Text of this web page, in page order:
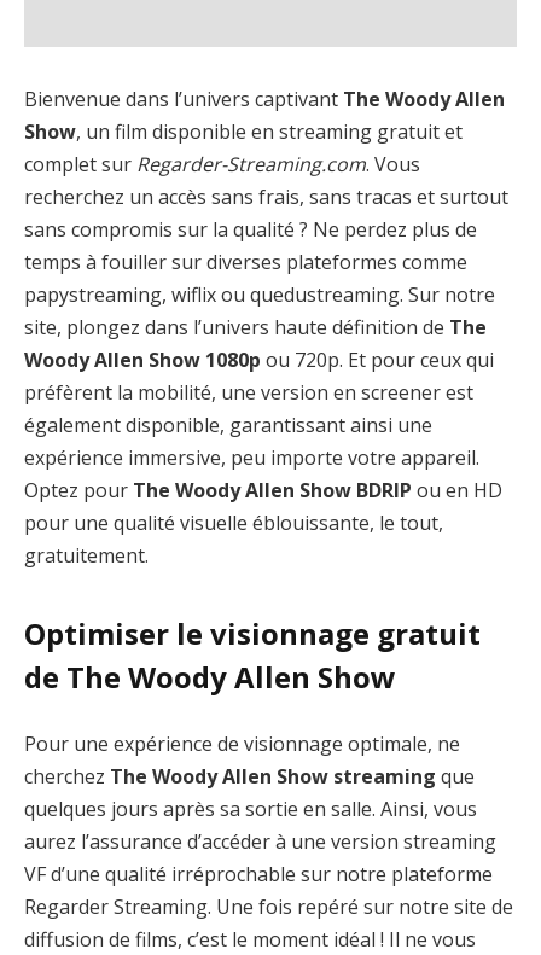
Bienvenue dans l’univers captivant The Woody Allen
Show, un film disponible en streaming gratuit et
complet sur Regarder-Streaming.com. Vous
recherchez un accès sans frais, sans tracas et surtout
sans compromis sur la qualité ? Ne perdez plus de
temps à fouiller sur diverses plateformes comme
papystreaming, wiflix ou quedustreaming. Sur notre
site, plongez dans l’univers haute définition de The
Woody Allen Show 1080p ou 720p. Et pour ceux qui
préfèrent la mobilité, une version en screener est
également disponible, garantissant ainsi une
expérience immersive, peu importe votre appareil.
Optez pour The Woody Allen Show BDRIP ou en HD
pour une qualité visuelle éblouissante, le tout,
gratuitement.
Optimiser le visionnage gratuit
de The Woody Allen Show
Pour une expérience de visionnage optimale, ne
cherchez The Woody Allen Show streaming que
quelques jours après sa sortie en salle. Ainsi, vous
aurez l’assurance d’accéder à une version streaming
VF d’une qualité irréprochable sur notre plateforme
Regarder Streaming. Une fois repéré sur notre site de
diffusion de films, c’est le moment idéal ! Il ne vous